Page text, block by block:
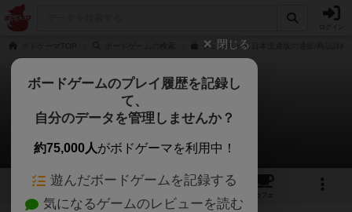
ジェンティス 日本流通版の通販/商品詳細
ジェンティス
maroさんのレビュー
8 8
カフェ
閉じる
ボードゲームのプレイ履歴を記録し
て、
自分のデータを管理しませんか？
約75,000人がボドゲーマを利用中！
遊んだボードゲームを記録する
気になるゲームのレビューを読む